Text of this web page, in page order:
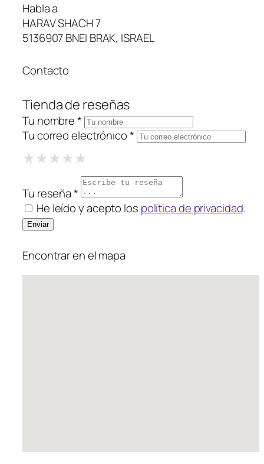
Habla a
HARAV SHACH 7
5136907 BNEI BRAK, ISRAEL
Contacto
Tienda de reseñas
Tu nombre *
Tu correo electrónico *
★1 Star
★★2 Stars
★★★3 Stars
★★★★4 Stars
★★★★★
Tu reseña *
He leído y acepto los política de privacidad.
Encontrar en el mapa